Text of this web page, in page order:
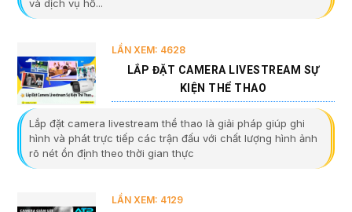
và dịch vụ hỗ...
LẦN XEM: 4628
LẮP ĐẶT CAMERA LIVESTREAM SỰ
KIỆN THỂ THAO
Lắp đặt camera livestream thể thao là giải pháp giúp ghi
hình và phát trực tiếp các trận đấu với chất lượng hình ảnh
rõ nét ổn định theo thời gian thực
LẦN XEM: 4129